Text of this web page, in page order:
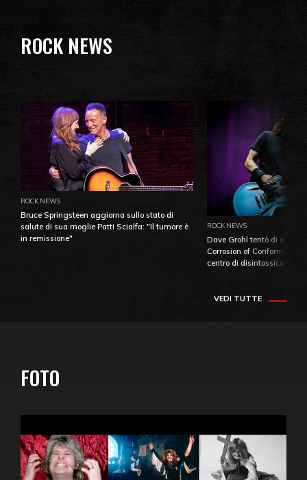
ROCK NEWS
ROCK NEWS
Bruce Springsteen aggiorna sullo stato di
salute di sua moglie Patti Scialfa: "Il tumore è
in remissione"
ROCK NEWS
Dave Grohl tentò di
Corrosion of Conformity
centro di
VEDI TUTTE
FOTO